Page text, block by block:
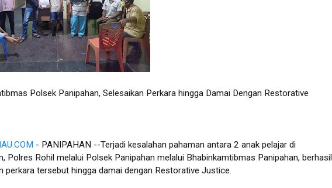
Polsek Panipahan, Selesaikan Perkara hingga Damai Dengan Restorative
- PANIPAHAN --Terjadi kesalahan pahaman antara 2 anak pelajar di
Polres Rohil melalui Polsek Panipahan melalui Bhabinkamtibmas Panipahan, berhasil
perkara tersebut hingga damai dengan Restorative Justice.